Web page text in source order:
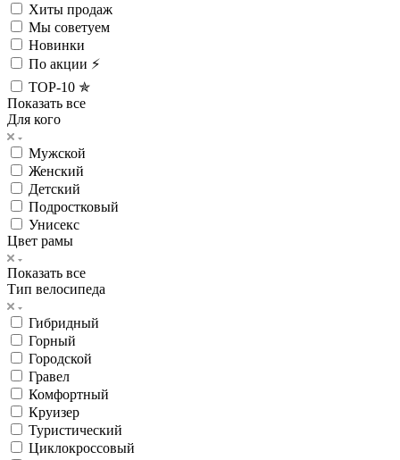
Хиты продаж
Мы советуем
Новинки
По акции ⚡
TOP-10 ✯
Показать все
Для кого
Мужской
Женский
Детский
Подростковый
Унисекс
Цвет рамы
Показать все
Тип велосипеда
Гибридный
Горный
Городской
Гравел
Комфортный
Круизер
Туристический
Циклокроссовый